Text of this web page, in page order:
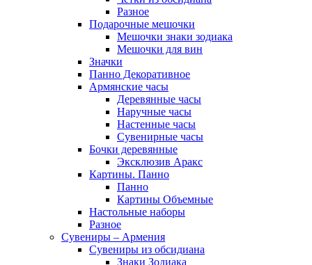
Разное
Подарочные мешочки
Мешочки знаки зодиака
Мешочки для вин
Значки
Панно Декоративное
Армянские часы
Деревянные часы
Наручные часы
Настенные часы
Сувенирные часы
Бочки деревянные
Эксклюзив Аракс
Картины. Панно
Панно
Картины Объемные
Настольные наборы
Разное
Сувениры – Армения
Сувениры из обсидиана
Знаки Зодиака